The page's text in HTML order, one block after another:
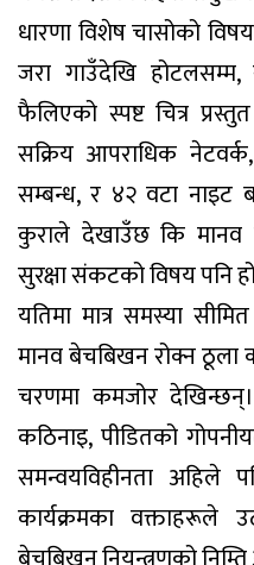
धारणा विशेष चासोको
जरा गाउँदेखि होटलसम्म,
फैलिएको स्पष्ट चित्र
सक्रिय आपराधिक
सम्बन्ध, र ४२ वटा
कुराले देखाउँछ कि
सुरक्षा संकटको विषय पनि
यतिमा मात्र समस्या
मानव बेचबिखन रोक्न ठूला
चरणमा कमजोर
कठिनाइ, पीडितको
समन्वयविहीनता अहिले
कार्यक्रमका वक्ताहरूले